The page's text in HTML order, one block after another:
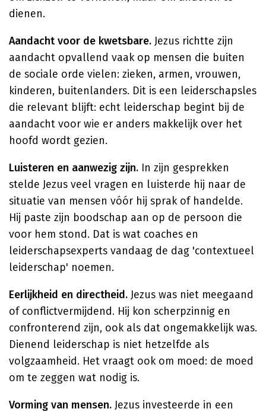
dienen.
Aandacht voor de kwetsbare. Jezus richtte zijn
aandacht opvallend vaak op mensen die buiten
de sociale orde vielen: zieken, armen, vrouwen,
kinderen, buitenlanders. Dit is een leiderschapsles
die relevant blijft: echt leiderschap begint bij de
aandacht voor wie er anders makkelijk over het
hoofd wordt gezien.
Luisteren en aanwezig zijn. In zijn gesprekken
stelde Jezus veel vragen en luisterde hij naar de
situatie van mensen vóór hij sprak of handelde.
Hij paste zijn boodschap aan op de persoon die
voor hem stond. Dat is wat coaches en
leiderschapsexperts vandaag de dag 'contextueel
leiderschap' noemen.
Eerlijkheid en directheid. Jezus was niet meegaand
of conflictvermijdend. Hij kon scherpzinnig en
confronterend zijn, ook als dat ongemakkelijk was.
Dienend leiderschap is niet hetzelfde als
volgzaamheid. Het vraagt ook om moed: de moed
om te zeggen wat nodig is.
Vorming van mensen. Jezus investeerde in een